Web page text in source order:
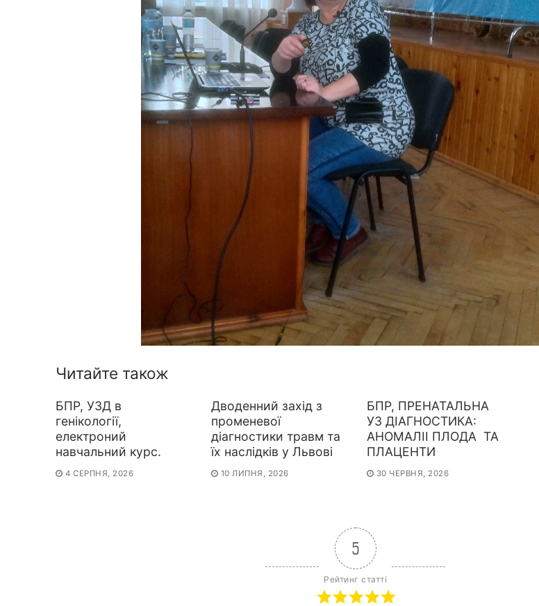
Читайте також
БПР, УЗД в
генікології,
електроний
навчальний курс.
4 СЕРПНЯ, 2026
Дводенний захід з
променевої
діагностики травм та
їх наслідків у Львові
10 ЛИПНЯ, 2026
БПР, ПРЕНАТАЛЬНА
УЗ ДІАГНОСТИКА:
АНОМАЛІІ ПЛОДА ТА
ПЛАЦЕНТИ
30 ЧЕРВНЯ, 2026
5
Рейтинг статті